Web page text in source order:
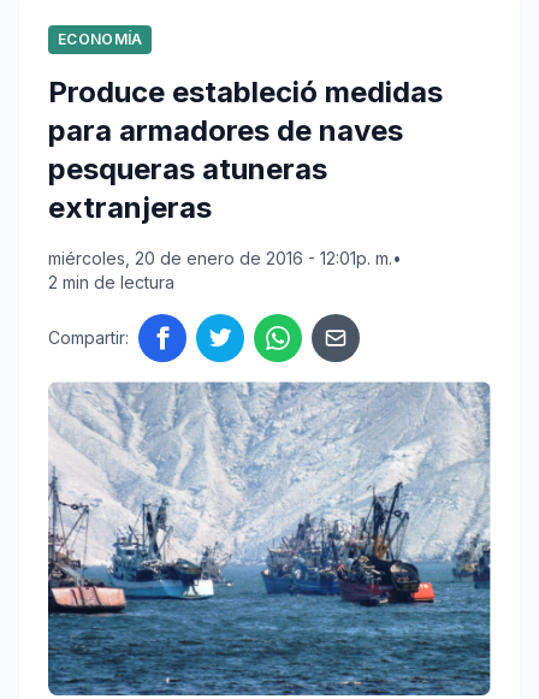
ECONOMÍA
Produce estableció medidas
para armadores de naves
pesqueras atuneras
extranjeras
miércoles, 20 de enero de 2016 - 12:01p. m.•
2 min de lectura
Compartir: